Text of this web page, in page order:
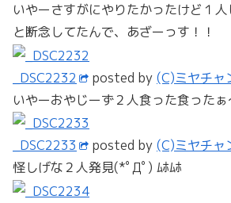
いやーさすがにやりたかったけど１人
と断念してたんで、あざーっす！！
_DSC2232 posted by (C)ミヤチャ
いやーおやじーず２人食った食ったぁ
_DSC2233 posted by (C)ミヤチャ
怪しげな２人発見(*ﾟДﾟ) ﾑﾎﾑﾎ